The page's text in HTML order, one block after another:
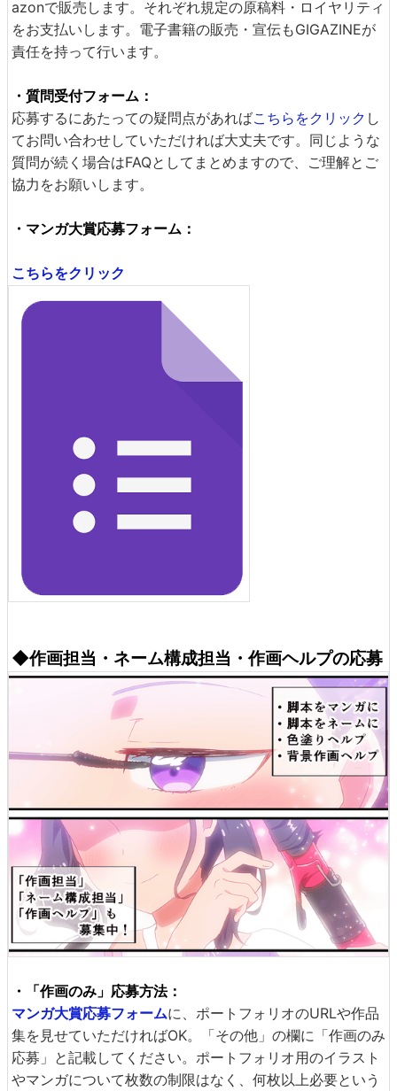
azonで販売します。それぞれ規定の原稿料・ロイヤリティ
をお支払いします。電子書籍の販売・宣伝もGIGAZINEが
責任を持って行います。
・質問受付フォーム：
応募するにあたっての疑問点があればこちらをクリック し
てお問い合わせしていただければ大丈夫です。同じような
質問が続く場合はFAQとしてまとめますので、ご理解とご
協力をお願いします。
・マンガ大賞応募フォーム：
こちらをクリック
◆作画担当・ネーム構成担当・作画ヘルプの応募
・「作画のみ」応募方法：
マンガ大賞応募フォームに、ポートフォリオのURLや作品
集を見せていただければOK。「その他」の欄に「作画のみ
応募」と記載してください。ポートフォリオ用のイラスト
やマンガについて枚数の制限はなく、何枚以上必要という